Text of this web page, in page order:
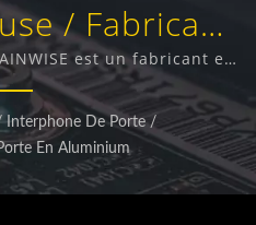
/ Fabricant
Fil 4G / 5G
Co.,
est un fabricant et
dans la conception, le
de terminaux sans fil
d'ouvre-portes 4G et de
fumée 4G.
Interphone De Porte /
En Aluminium